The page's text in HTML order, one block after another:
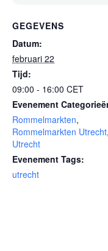
GEGEVENS
Datum:
februari 22
Tijd:
09:00 - 16:00 CET
Evenement
Rommelmarkten,
Rommelmarkten Utrecht,
Utrecht
Evenement Tags:
utrecht